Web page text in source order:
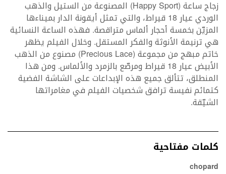
زجاج ساعة (Happy Sport) المصنوعة من الستيل والذهب
الوردي عيار 18 قيراط، والتي تمثل أيقونة الدار بميناءها
المزيّن بخمسة أحجار ألماس متراقصة. فهذه الساعة النسائية
هي ترنيمة الأنوثة والفكر المستقل. وخلال الفيلم يظهر
خاتم مبهج من مجموعة (Precious Lace) مصنوع من الذهب
الأبيض عيار 18 قيراط ومرصّع بالزمرد والألماس. ومن هذا
المنطلق، تتألق جميع هذه الإبداعات على الشاشة الفضية
كتمائم نفيسة ترافق شخصيات الفيلم في مغامراتها
الشيّقة.
كلمات مفتاحية
chopard